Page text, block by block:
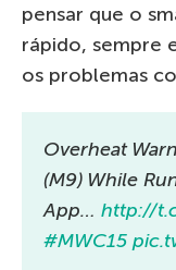
pensar que o
rápido, sempre
os problemas
Overheat
(M9) While
App… http://
#MWC15